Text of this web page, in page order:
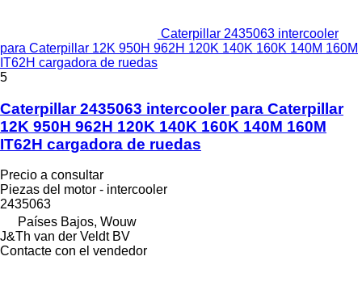
Caterpillar 2435063 intercooler
para Caterpillar 12K 950H 962H 120K 140K 160K 140M 160M
IT62H cargadora de ruedas
5
Caterpillar 2435063 intercooler para Caterpillar
12K 950H 962H 120K 140K 160K 140M 160M
IT62H cargadora de ruedas
Precio a consultar
Piezas del motor - intercooler
2435063
Países Bajos, Wouw
J&Th van der Veldt BV
Contacte con el vendedor